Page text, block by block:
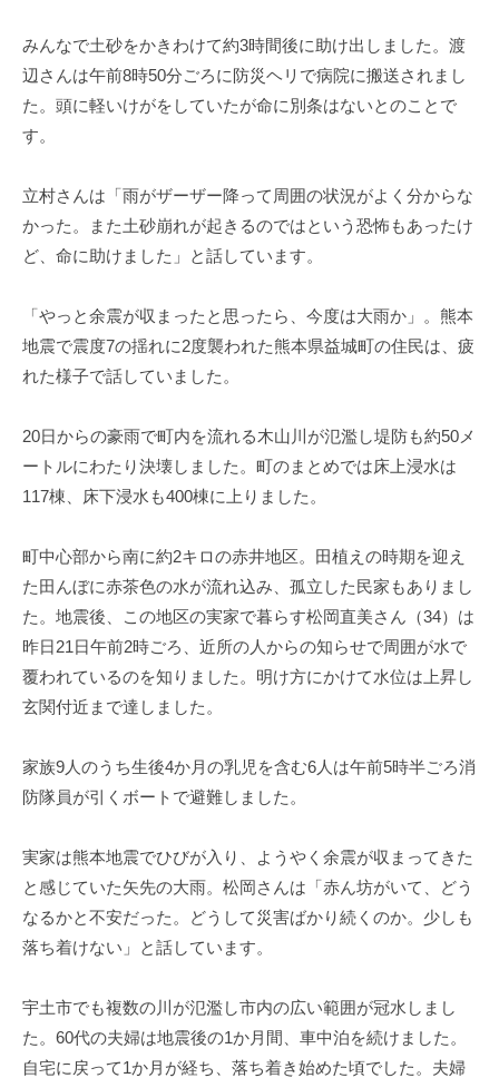
みんなで土砂をかきわけて約3時間後に助け出しました。渡
辺さんは午前8時50分ごろに防災ヘリで病院に搬送されまし
た。頭に軽いけがをしていたが命に別条はないとのことで
す。
立村さんは「雨がザーザー降って周囲の状況がよく分からな
かった。また土砂崩れが起きるのではという恐怖もあったけ
ど、命に助けました」と話しています。
「やっと余震が収まったと思ったら、今度は大雨か」。熊本
地震で震度7の揺れに2度襲われた熊本県益城町の住民は、疲
れた様子で話していました。
20日からの豪雨で町内を流れる木山川が氾濫し堤防も約50メ
ートルにわたり決壊しました。町のまとめでは床上浸水は
117棟、床下浸水も400棟に上りました。
町中心部から南に約2キロの赤井地区。田植えの時期を迎え
た田んぼに赤茶色の水が流れ込み、孤立した民家もありまし
た。地震後、この地区の実家で暮らす松岡直美さん（34）は
昨日21日午前2時ごろ、近所の人からの知らせで周囲が水で
覆われているのを知りました。明け方にかけて水位は上昇し
玄関付近まで達しました。
家族9人のうち生後4か月の乳児を含む6人は午前5時半ごろ消
防隊員が引くボートで避難しました。
実家は熊本地震でひびが入り、ようやく余震が収まってきた
と感じていた矢先の大雨。松岡さんは「赤ん坊がいて、どう
なるかと不安だった。どうして災害ばかり続くのか。少しも
落ち着けない」と話しています。
宇土市でも複数の川が氾濫し市内の広い範囲が冠水しまし
た。60代の夫婦は地震後の1か月間、車中泊を続けました。
自宅に戻って1か月が経ち、落ち着き始めた頃でした。夫婦